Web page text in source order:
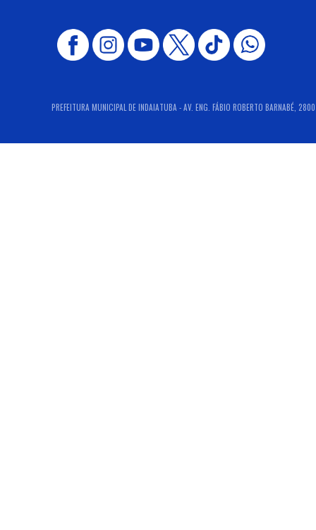
PREFEITURA MUNICIPAL DE INDAIATUBA - AV. ENG. FÁBIO ROBERTO BARNABÉ,